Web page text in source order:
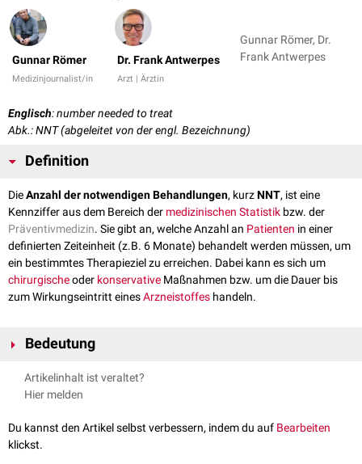
Gunnar Römer
Medizinjournalist/in
Dr. Frank Antwerpes
Arzt | Ärztin
Gunnar Römer, Dr.
Frank Antwerpes
Englisch: number needed to treat
Abk.: NNT (abgeleitet von der engl. Bezeichnung)
Definition
DieAnzahl der notwendigen Behandlungen, kurzNNT, ist eine
Kennziffer aus dem Bereich der medizinischen Statistik bzw. der
Präventivmedizin. Sie gibt an, welche Anzahl an Patienten in einer
definierten Zeiteinheit (z.B. 6 Monate) behandelt werden müssen, um
ein bestimmtes Therapieziel zu erreichen. Dabei kann es sich um
chirurgischeoder konservative Maßnahmen bzw. um die Dauer bis
zum Wirkungseintritt einesArzneistoffes handeln.
Bedeutung
Die NNT erlaubt Aussagen über das Maß der Risikoreduktion im Hinblick
pathologische
kurzer Behandlungszeit das Therapieziel erreicht ist. Eine hohe NNT stellt
im Umkehrschluss eine niedrige Risikoreduktion dar. Es bedarf einer
Artikelinhalt ist veraltet?
Hier melden
Du kannst den Artikel selbst verbessern, indem du auf Bearbeiten
klickst.